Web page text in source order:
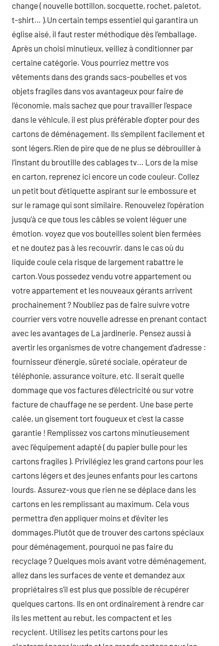
change ( nouvelle bottillon, socquette, rochet, paletot,
t-shirt… ).Un certain temps essentiel qui garantira un
église aisé, il faut rester méthodique dès l’emballage.
Après un choisi minutieux, veillez à conditionner par
certaine catégorie. Vous pourriez mettre vos
vêtements dans des grands sacs-poubelles et vos
objets fragiles dans vos avantageux pour faire de
l’économie, mais sachez que pour travailler l’espace
dans le véhicule, il est plus préférable d’opter pour des
cartons de déménagement. Ils s’empilent facilement et
sont légers.Rien de pire que de ne plus se débrouiller à
l’instant du broutille des cablages tv… Lors de la mise
en carton, reprenez ici encore un code couleur. Collez
un petit bout d’étiquette aspirant sur le embossure et
sur le ramage qui sont similaire. Renouvelez l’opération
jusqu’à ce que tous les câbles se voient léguer une
émotion. voyez que vos bouteilles soient bien fermées
et ne doutez pas à les recouvrir. dans le cas où du
liquide coule cela risque de largement rabattre le
carton.Vous possedez vendu votre appartement ou
votre appartement et les nouveaux gérants arrivent
prochainement ? N’oubliez pas de faire suivre votre
courrier vers votre nouvelle adresse en prenant contact
avec les avantages de La jardinerie. Pensez aussi à
avertir les organismes de votre changement d’adresse :
fournisseur d’énergie, sûreté sociale, opérateur de
téléphonie, assurance voiture, etc. Il serait quelle
dommage que vos factures d’électricité ou sur votre
facture de chauffage ne se perdent. Une base perte
calée, un gisement tort fougueux et c’est la casse
garantie ! Remplissez vos cartons minutieusement
avec l’équipement adapté ( du papier bulle pour les
cartons fragiles ). Privilégiez les grand cartons pour les
cartons légers et des jeunes enfants pour les cartons
lourds. Assurez-vous que rien ne se déplace dans les
cartons en les remplissant au maximum. Cela vous
permettra d’en appliquer moins et d’éviter les
dommages.Plutôt que de trouver des cartons spéciaux
pour déménagement, pourquoi ne pas faire du
recyclage ? Quelques mois avant votre déménagement,
allez dans les surfaces de vente et demandez aux
propriétaires s’il est plus que possible de récupérer
quelques cartons. Ils en ont ordinairement à rendre car
ils les mettent au rebut, les compactent et les
recyclent. Utilisez les petits cartons pour les